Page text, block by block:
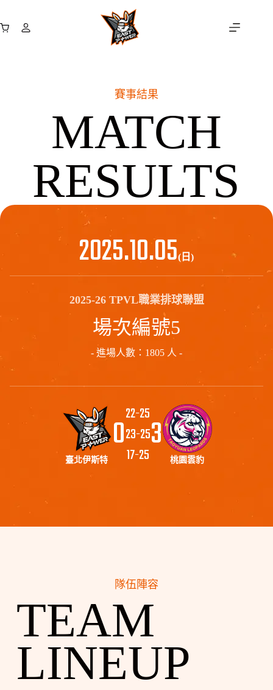
至
購
賽事結果
MATCH
RESULTS
2025.10.05(日)
2025-26 TPVL職業排球聯盟
場次編號5
- 進場人數：1805 人 -
臺北伊斯特
022-25
23-25
17-253
桃園雲豹
隊伍陣容
TEAM
LINEUP